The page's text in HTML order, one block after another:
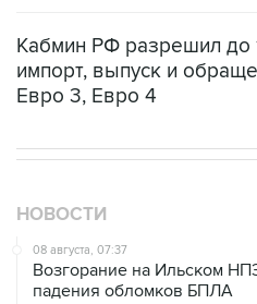
Кабмин РФ разрешил до
импорт, выпуск и
Евро 3, Евро 4
НОВОСТИ
08 августа, 07:37
Возгорание на Ильском
падения обломков БПЛА